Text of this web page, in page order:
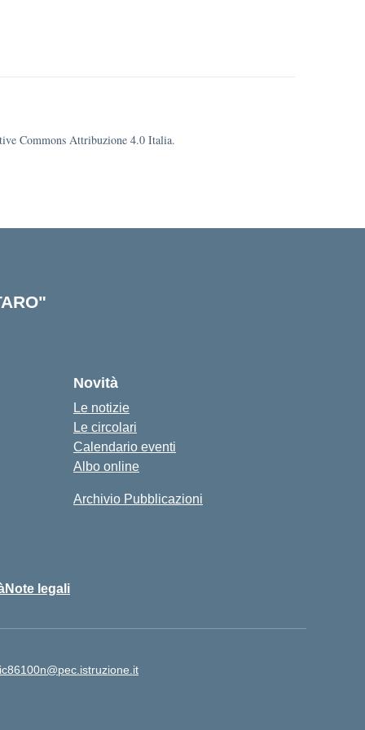
Commons Attribuzione 4.0 Italia.
Novità
Le notizie
Le circolari
Calendario eventi
Albo online
Archivio Pubblicazioni
Note legali